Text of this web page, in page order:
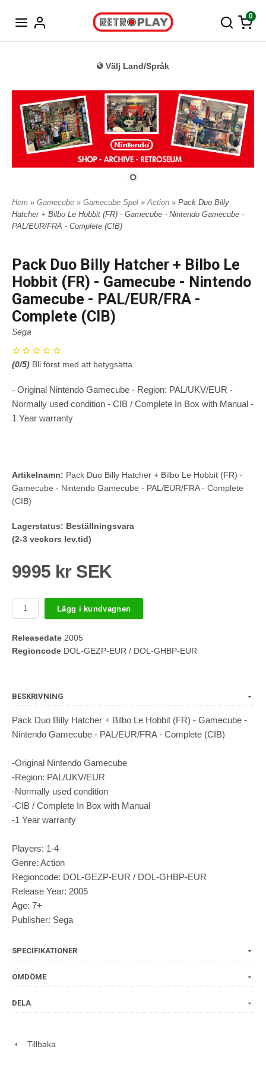
0
Välj Land/Språk
Hem » Gamecube » Gamecube Spel »Action » Pack Duo Billy
Hatcher + Bilbo Le Hobbit (FR) - Gamecube - Nintendo Gamecube -
PAL/EUR/FRA - Complete (CIB)
Pack Duo Billy Hatcher + Bilbo Le
Hobbit (FR) - Gamecube - Nintendo
Gamecube - PAL/EUR/FRA -
Complete (CIB)
Sega
(0/5) Bli först med att betygsätta.
- Original Nintendo Gamecube - Region: PAL/UKV/EUR -
Normally used condition - CIB / Complete In Box with Manual -
1 Year warranty
Artikelnamn: Pack Duo Billy Hatcher + Bilbo Le Hobbit (FR) -
Gamecube - Nintendo Gamecube - PAL/EUR/FRA - Complete
(CIB)
Lagerstatus: Beställningsvara
(2-3 veckors lev.tid)
9995 kr SEK
Lägg i kundvagnen
Releasedate 2005
Regioncode DOL-GEZP-EUR / DOL-GHBP-EUR
BESKRIVNING
Pack Duo Billy Hatcher + Bilbo Le Hobbit (FR) - Gamecube -
Nintendo Gamecube - PAL/EUR/FRA - Complete (CIB)
-Original Nintendo Gamecube
-Region: PAL/UKV/EUR
-Normally used condition
-CIB / Complete In Box with Manual
-1 Year warranty
Players: 1-4
Genre: Action
Regioncode: DOL-GEZP-EUR / DOL-GHBP-EUR
Release Year: 2005
Age: 7+
Publisher: Sega
SPECIFIKATIONER
OMDÖME
DELA
Tillbaka